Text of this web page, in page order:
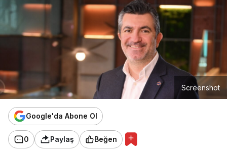
Screenshot
Google'da Abone Ol
0 Paylaş Beğen